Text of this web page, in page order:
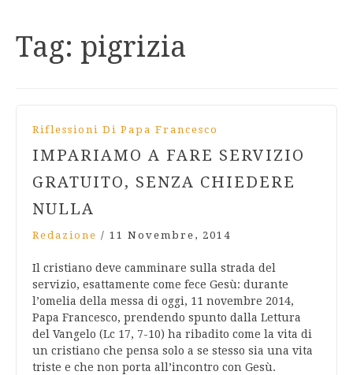
Tag: pigrizia
Riflessioni Di Papa Francesco
IMPARIAMO A FARE SERVIZIO
GRATUITO, SENZA CHIEDERE
NULLA
Redazione / 11 Novembre, 2014
Il cristiano deve camminare sulla strada del
servizio, esattamente come fece Gesù: durante
l’omelia della messa di oggi, 11 novembre 2014,
Papa Francesco, prendendo spunto dalla Lettura
del Vangelo (Lc 17, 7-10) ha ribadito come la vita di
un cristiano che pensa solo a se stesso sia una vita
triste e che non porta all’incontro con Gesù.